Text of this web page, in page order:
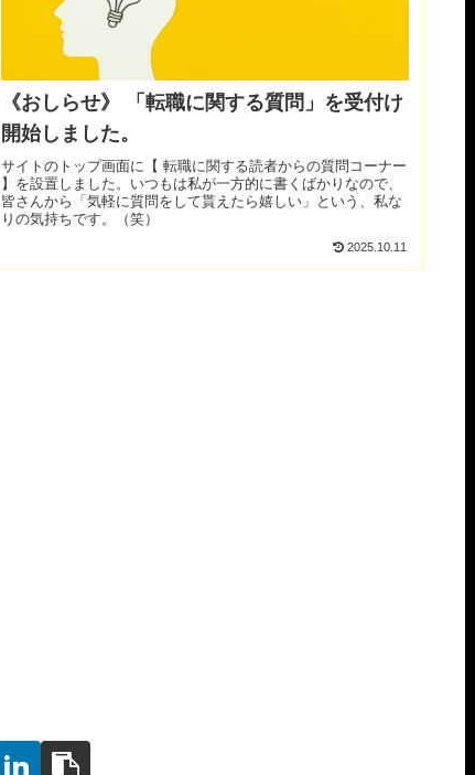
《おしらせ》 「転職に関する質問」を受付け
開始しました。
サイトのトップ画面に【 転職に関する読者からの質問コーナー
】を設置しました。いつもは私が一方的に書くばかりなので、
皆さんから「気軽に質問をして貰えたら嬉しい」という、私な
りの気持ちです。（笑）
2025.10.11